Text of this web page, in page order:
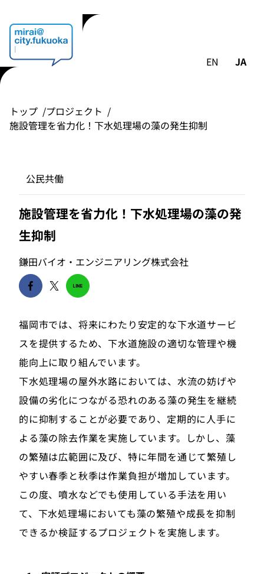
EN JA
トップ
プロジェクト
施設管理を省力化！下水処理場の藻の発生抑制
公民共働
施設管理を省力化！下水処理場の藻の発
生抑制
鎌田バイオ・エンジニアリング株式会社
福岡市では、将来にわたり安定的な下水道サービ
スを提供するため、下水道施設の適切な管理や機
能向上に取り組んでいます。
下水処理場の屋外水路においては、水流の妨げや
設備の劣化につながる恐れのある藻の発生を継続
的に抑制することが必要であり、定期的に人手に
よる藻の除去作業を実施しています。しかし、藻
の繁殖は広範囲に及び、特に年間を通じて繁殖し
やすい春季と秋季は作業負担が増加しています。
この度、噴水などでも使用している手法を用い
て、下水処理場においても藻の繁殖や成長を抑制
できるか検証するプロジェクトを実施します。